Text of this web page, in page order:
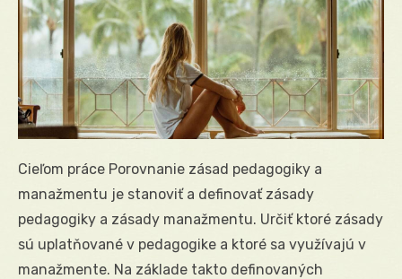
Cieľom práce Porovnanie zásad pedagogiky a
manažmentu je stanoviť a definovať zásady
pedagogiky a zásady manažmentu. Určiť ktoré zásady
sú uplatňované v pedagogike a ktoré sa využívajú v
manažmente. Na základe takto definovaných